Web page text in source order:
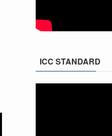
ICC STANDARD